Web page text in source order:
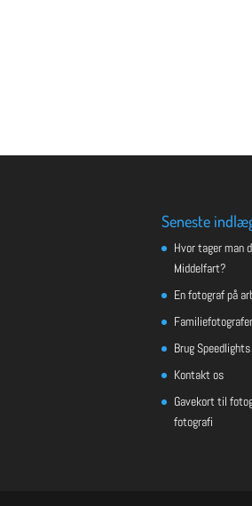
Seneste
Hvor tager man
Middelfart?
En fotograf på
Brug
Kontakt os
Gavekort til
fotografi